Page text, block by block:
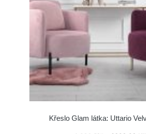
Křeslo Glam látka: Uttario